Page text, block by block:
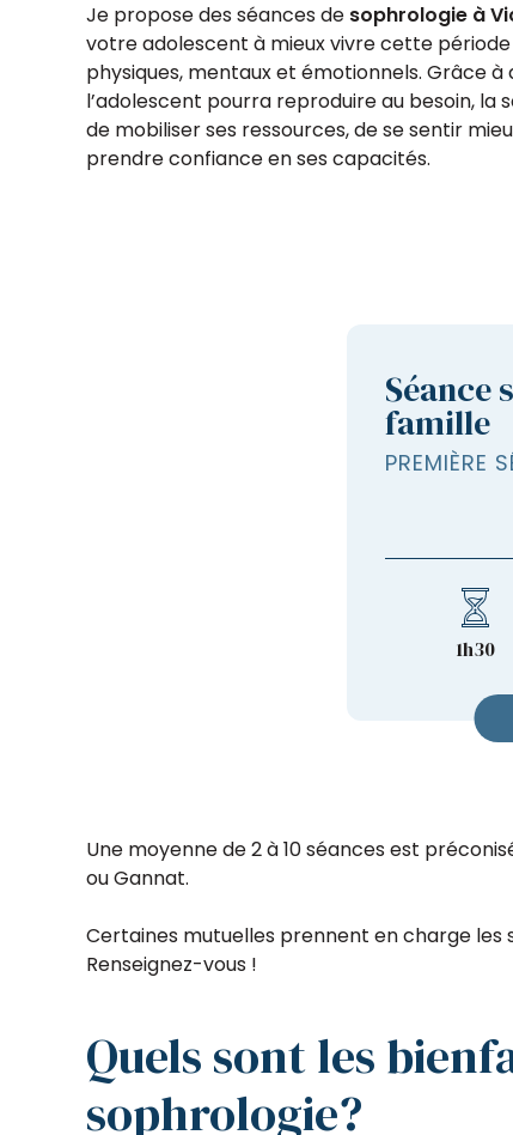
Je propose des séances de sophrologie à
votre adolescent à mieux vivre cette période
physiques, mentaux et émotionnels. Grâce à
l’adolescent pourra reproduire au besoin,
de mobiliser ses ressources, de se sentir
prendre confiance en ses capacités.
Séance
famille
PREMIÈRE
1h30
Une moyenne de 2 à 10 séances est
ou Gannat.
Certaines mutuelles prennent en charge les
Renseignez-vous !
Quels sont les
sophrologie?